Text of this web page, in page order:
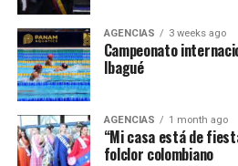
AGENCIAS 3 weeks ago
Campeonato
Ibagué
AGENCIAS 1 month ago
“Mi casa está de
folclor colombiano